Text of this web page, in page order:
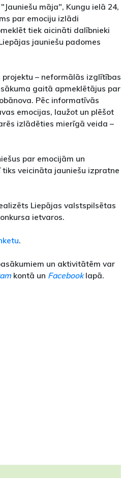
māja", Kungu ielā 24,
par emociju izlādi
tiek aicināti dalībnieki
jauniešu padomes
– neformālās izglītības
gaitā apmeklētājus par
Pēc informatīvās
emocijas, laužot un plēšot
izlādēties mierīgā veida –
par emocijām un
veicināta jauniešu izpratne
Liepājas valstspilsētas
ietvaros.
.
un aktivitātēm var
kontā un Facebooklapā.